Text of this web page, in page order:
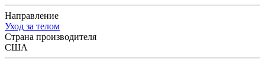
Направление
Уход за телом
Страна производителя
США